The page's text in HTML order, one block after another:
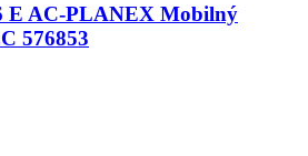
E AC-PLANEX Mobilný
576853